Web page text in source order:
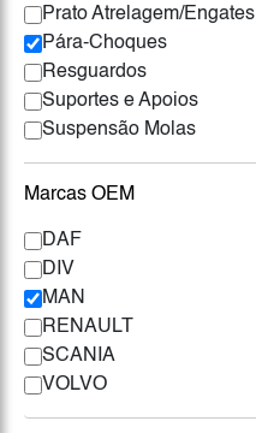
Prato Atrelagem/Engates
Pára-Choques
Resguardos
Suportes e Apoios
Suspensão Molas
Marcas OEM
DAF
DIV
MAN
RENAULT
SCANIA
VOLVO